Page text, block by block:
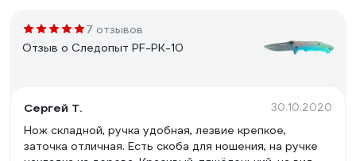
7 отзывов
Отзыв о Следопыт PF-PK-10
Сергей Т. 30.10.2020
Нож складной, ручка удобная, лезвие крепкое,
заточка отличная. Есть скоба для ношения, на ручке